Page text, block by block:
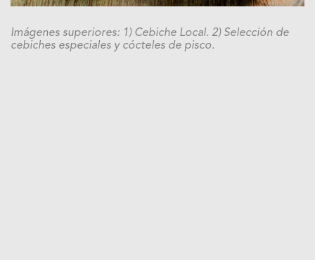
Imágenes superiores: 1) Cebiche Local. 2) Selección de
cebiches especiales y cócteles de pisco.